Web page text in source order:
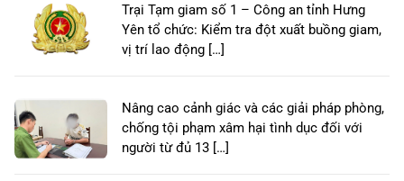
Trại Tạm giam số 1 – Công an tỉnh Hưng
Yên tổ chức: Kiểm tra đột xuất buồng giam,
vị trí lao động […]
Nâng cao cảnh giác và các giải pháp phòng,
chống tội phạm xâm hại tình dục đối với
người từ đủ 13 […]